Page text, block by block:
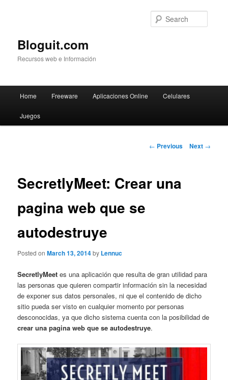
Bloguit.com
Recursos web e Información
Skip
to
Home Freeware Aplicaciones Online Celulares
Juegos
Post
← Previous Next →
SecretlyMeet: Crear una
pagina web que se
autodestruye
Posted onMarch 13, 2014by Lennuc
SecretlyMeet es una aplicación que resulta de gran utilidad para
las personas que quieren compartir información sin la necesidad
de exponer sus datos personales, ni que el contenido de dicho
sitio pueda ser visto en cualquier momento por personas
desconocidas, ya que dicho sistema cuenta con la posibilidad de
crear una pagina web que se autodestruye.